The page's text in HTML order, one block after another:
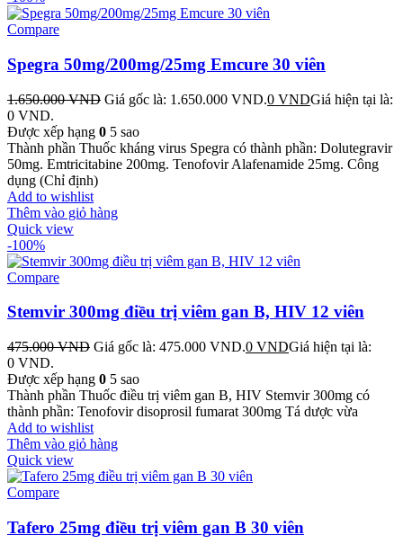
Compare
Spegra 50mg/200mg/25mg Emcure 30 viên
1.650.000VND Giá gốc là: 1.650.000 VND.0 VNDGiá hiện tại là:
0 VND.
Được xếp hạng 0 5 sao
Thành phần Thuốc kháng virus Spegra có thành phần: Dolutegravir
50mg. Emtricitabine 200mg. Tenofovir Alafenamide 25mg. Công
dụng (Chỉ định)
Add to wishlist
Thêm vào giỏ hàng
Quick view
-100%
Compare
Stemvir 300mg điều trị viêm gan B, HIV 12 viên
475.000VND Giá gốc là: 475.000 VND.0 VNDGiá hiện tại là:
0 VND.
Được xếp hạng 0 5 sao
Thành phần Thuốc điều trị viêm gan B, HIV Stemvir 300mg có
thành phần: Tenofovir disoprosil fumarat 300mg Tá dược vừa
Add to wishlist
Thêm vào giỏ hàng
Quick view
Compare
Tafero 25mg điều trị viêm gan B 30 viên